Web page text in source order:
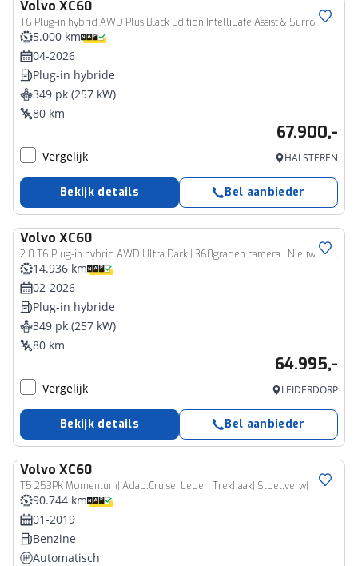
Volvo XC60
T6 Plug-in hybrid AWD Plus Black Edition IntelliSafe Assist & Surround - Panorama/schuifdak - Harman/Kardon audio - Head up display - Parkeercamera achter - Verwarmde voorstoelen, stuur & achterbank - Parkeersensoren voor & achter - Elektr. bedienb. voorstoelen met geheugen - Draadloze tel. lader - Extra getint glas - 21' LMV
5.000 km
04-2026
Plug-in hybride
349 pk (257 kW)
80 km
67.900,-
Vergelijk HALSTEREN
Bekijk details Bel aanbieder
Volvo XC60
2.0 T6 Plug-in hybrid AWD Ultra Dark | 360graden camera | Nieuwste model | Groot Middendisplay | Trekhaak inklapbaar | All Season banden |
14.936 km
02-2026
Plug-in hybride
349 pk (257 kW)
80 km
64.995,-
Vergelijk LEIDERDORP
Bekijk details Bel aanbieder
Volvo XC60
T5 253PK Momentum| Adap.Cruise| Leder| Trekhaak| Stoel.verw|
90.744 km
01-2019
Benzine
Automatisch